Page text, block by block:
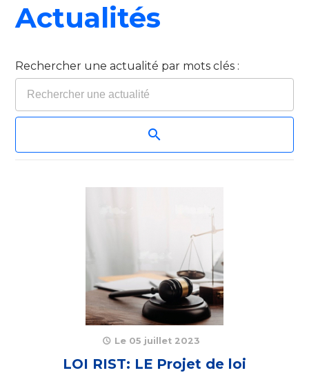
Actualités
Rechercher une actualité par mots clés :
Le 05 juillet 2023
LOI RIST: LE Projet de loi